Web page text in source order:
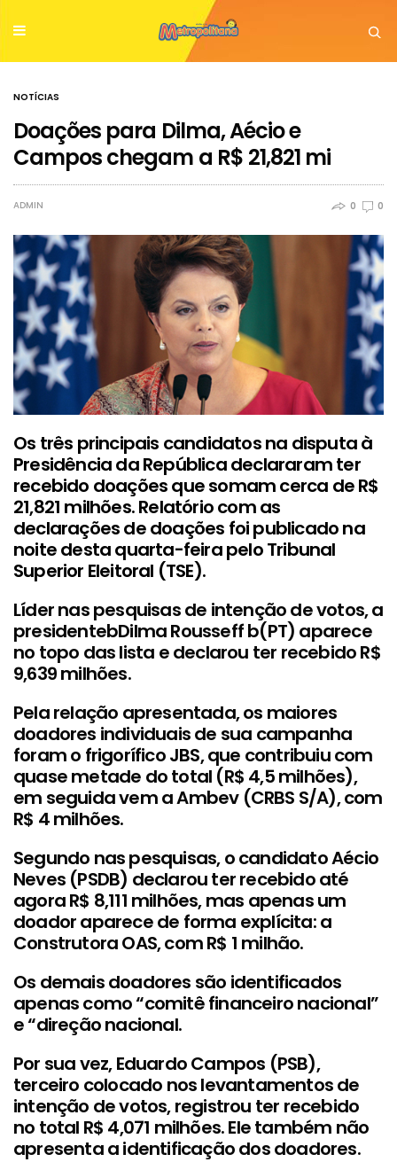
NOTÍCIAS
Doações para Dilma, Aécio e
Campos chegam a R$ 21,821 mi
ADMIN 0 0
Os três principais candidatos na disputa à
Presidência da República declararam ter
recebido doações que somam cerca de R$
21,821 milhões. Relatório com as
declarações de doações foi publicado na
noite desta quarta-feira pelo Tribunal
Superior Eleitoral (TSE).
Líder nas pesquisas de intenção de votos, a
presidentebDilma Rousseffb(PT) aparece
no topo das lista e declarou ter recebido R$
9,639 milhões.
Pela relação apresentada, os maiores
doadores individuais de sua campanha
foram o frigorífico JBS, que contribuiu com
quase metade do total (R$ 4,5 milhões),
em seguida vem a Ambev (CRBS S/A), com
R$ 4 milhões.
Segundo nas pesquisas, o candidato Aécio
Neves (PSDB) declarou ter recebido até
agora R$ 8,111 milhões, mas apenas um
doador aparece de forma explícita: a
Construtora OAS, com R$ 1 milhão.
Os demais doadores são identificados
apenas como “comitê financeiro nacional”
e “direção nacional.
Por sua vez, Eduardo Campos (PSB),
terceiro colocado nos levantamentos de
intenção de votos, registrou ter recebido
no total R$ 4,071 milhões. Ele também não
apresenta a identificação dos doadores.